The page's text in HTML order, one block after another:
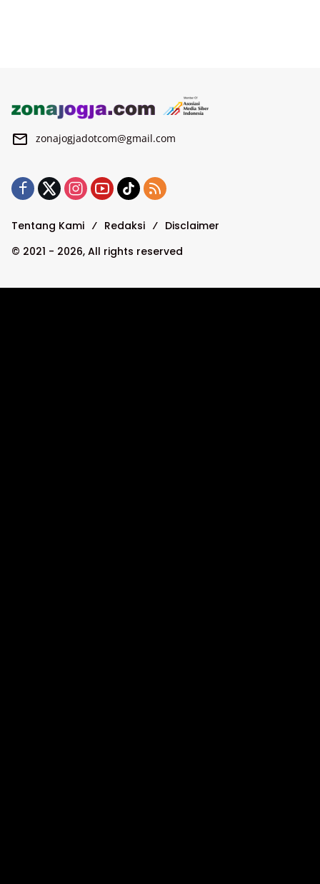
zonajogjadotcom@gmail.com
Tentang Kami Redaksi
Disclaimer
© 2021 - 2026, All rights reserved